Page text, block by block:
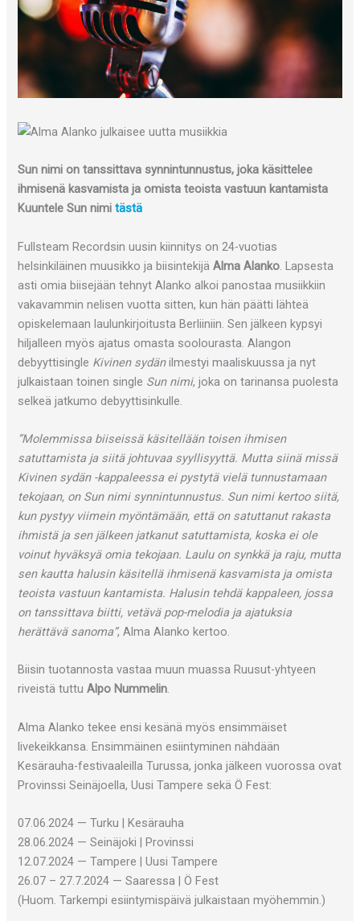
Sun nimi on tanssittava synnintunnustus, joka käsittelee
ihmisenä kasvamista ja omista teoista vastuun kantamista
Kuuntele Sun nimitästä
Fullsteam Recordsin uusin kiinnitys on 24-vuotias
helsinkiläinen muusikko ja biisintekijä Alma Alanko . Lapsesta
asti omia biisejään tehnyt Alanko alkoi panostaa musiikkiin
vakavammin nelisen vuotta sitten, kun hän päätti lähteä
opiskelemaan laulunkirjoitusta Berliiniin. Sen jälkeen kypsyi
hiljalleen myös ajatus omasta soolourasta. Alangon
debyyttisingle Kivinen sydänilmestyi maaliskuussa ja nyt
julkaistaan toinen single Sun nimi, joka on tarinansa puolesta
selkeä jatkumo debyyttisinkulle.
”Molemmissa biiseissä käsitellään toisen ihmisen
satuttamista ja siitä johtuvaa syyllisyyttä. Mutta siinä missä
Kivinen sydän -kappaleessa ei pystytä vielä tunnustamaan
tekojaan, on Sun nimi synnintunnustus. Sun nimi kertoo siitä,
kun pystyy viimein myöntämään, että on satuttanut rakasta
ihmistä ja sen jälkeen jatkanut satuttamista, koska ei ole
voinut hyväksyä omia tekojaan. Laulu on synkkä ja raju, mutta
sen kautta halusin käsitellä ihmisenä kasvamista ja omista
teoista vastuun kantamista. Halusin tehdä kappaleen, jossa
on tanssittava biitti, vetävä pop-melodia ja ajatuksia
herättävä sanoma”, Alma Alanko kertoo.
Biisin tuotannosta vastaa muun muassa Ruusut-yhtyeen
riveistä tuttuAlpo Nummelin.
Alma Alanko tekee ensi kesänä myös ensimmäiset
livekeikkansa. Ensimmäinen esiintyminen nähdään
Kesärauha-festivaaleilla Turussa, jonka jälkeen vuorossa ovat
Provinssi Seinäjoella, Uusi Tampere sekä Ö Fest:
07.06.2024 — Turku | Kesärauha
28.06.2024 — Seinäjoki | Provinssi
12.07.2024 — Tampere | Uusi Tampere
26.07 – 27.7.2024 — Saaressa | Ö Fest
(Huom. Tarkempi esiintymispäivä julkaistaan myöhemmin.)